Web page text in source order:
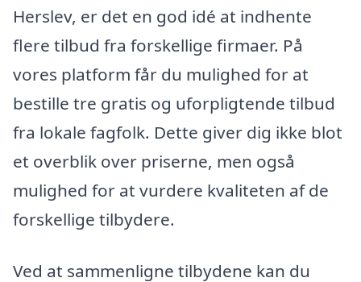
Herslev, er det en god idé at indhente
flere tilbud fra forskellige firmaer. På
vores platform får du mulighed for at
bestille tre gratis og uforpligtende tilbud
fra lokale fagfolk. Dette giver dig ikke blot
et overblik over priserne, men også
mulighed for at vurdere kvaliteten af de
forskellige tilbydere.
Ved at sammenligne tilbydene kan du